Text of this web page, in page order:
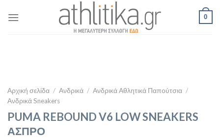
0
Αρχική σελίδα / Ανδρικά / Ανδρικά Αθλητικά Παπούτσια /
Ανδρικά Sneakers
PUMA REBOUND V6 LOW SNEAKERS
ΑΣΠΡΟ